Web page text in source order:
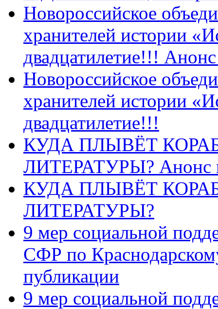
Новороссийское
хранителей истории
двадцатилетие!!!
Новороссийское
хранителей истории
двадцатилетие!!!
КУДА ПЛЫВЁТ
ЛИТЕРАТУРЫ? Анонс
КУДА ПЛЫВЁТ
ЛИТЕРАТУРЫ?
9 мер социальной
СФР по
публикации
9 мер социальной